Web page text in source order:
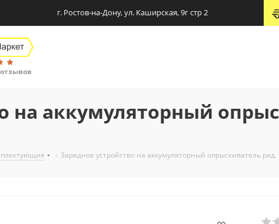
г. Ростов-на-Дону, ул. Каширская, 9г стр 2
на аккумуляторный
- Зарядное устройство на аккумуляторный опрыскиватель